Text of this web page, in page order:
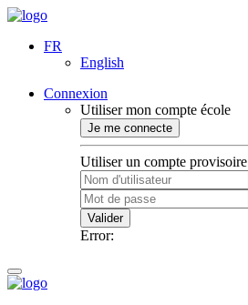
FR
English
Connexion
Utiliser mon compte école
Je me connecte
Utiliser un compte provisoire
Valider
Error: